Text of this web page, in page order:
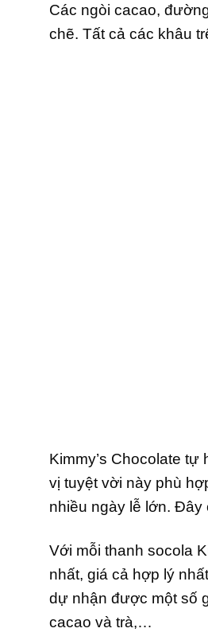
Các ngòi cacao,
chẽ. Tất cả các khâu
Kimmy’s Chocolate
vị tuyệt vời này phù
nhiều ngày lễ lớn. Đây
Với mỗi thanh socola
nhất, giá cả hợp lý
dự nhận được một số
cacao và trà,…